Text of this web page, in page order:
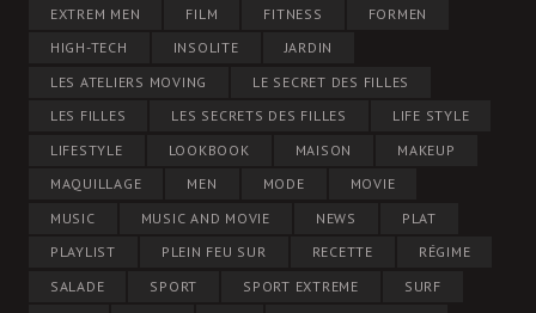
EXTREM MEN
FILM FITNESS
FORMEN
HIGH-TECH
INSOLITE
JARDIN
LES ATELIERS MOVING
LE SECRET DES FILLES
LES FILLES
LES SECRETS DES FILLES
LIFE STYLE
LIFESTYLE
LOOKBOOK MAISON
MAKEUP
MAQUILLAGE
MEN MODE
MOVIE
MUSIC
MUSIC AND MOVIE NEWS
PLAT
PLAYLIST
PLEIN FEU SUR RECETTE
RÉGIME
SALADE
SPORT SPORT EXTREME
SURF